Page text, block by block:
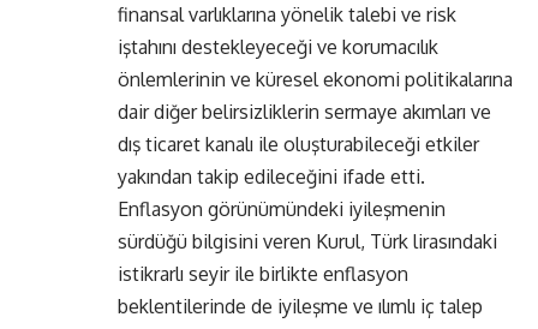
finansal varlıklarına yönelik talebi ve risk
iştahını destekleyeceği ve korumacılık
önlemlerinin ve küresel ekonomi politikalarına
dair diğer belirsizliklerin sermaye akımları ve
dış ticaret kanalı ile oluşturabileceği etkiler
yakından takip edileceğini ifade etti.
Enflasyon görünümündeki iyileşmenin
sürdüğü bilgisini veren Kurul, Türk lirasındaki
istikrarlı seyir ile birlikte enflasyon
beklentilerinde de iyileşme ve ılımlı iç talep